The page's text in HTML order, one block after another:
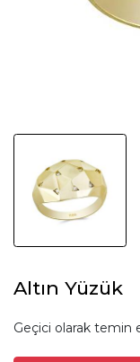
Altın Yüzük
Geçici olarak temin